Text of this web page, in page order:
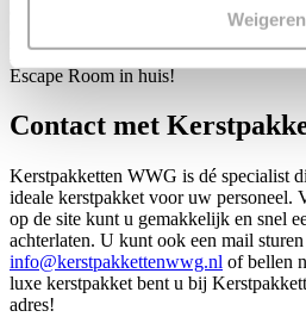
Weigeren
dierentuin (8-12 jr), het spookhuis
Onbewoond Eiland 16+) en Oriënt
heeft uw personeel via hun eigen
Escape Room in huis!
Contact met
Kerstpakketten WWG is dé specialist
ideale kerstpakket voor uw personeel.
op de site kunt u gemakkelijk en snel
achterlaten. U kunt ook een mail sturen
info@kerstpakkettenwwg.nl of bellen
luxe kerstpakket bent u bij
adres!